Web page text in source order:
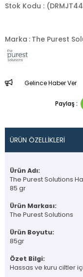
Stok Kodu
Marka : The Purest
Gelince Haber Ver
Paylaş :
ÜRÜN ÖZELLIKLERI
Ürün Adı:
The Purest Solutions
85 gr
Ürün Markası:
The Purest Solutions
Ürün Boyutu:
85gr
Özet Bilgi:
Hassas ve kuru ciltler